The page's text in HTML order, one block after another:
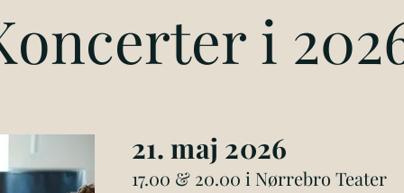
i
21. maj 2026
17.00 & 20.00 i Nørrebro Teater